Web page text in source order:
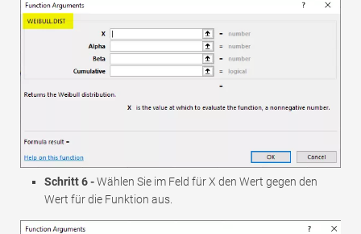
Schritt 6 -Wählen Sie im Feld für X den Wert gegen den
Wert für die Funktion aus.